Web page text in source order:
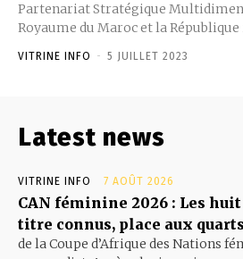
Partenariat Stratégique
Royaume du Maroc et la République
VITRINE INFO - 5 JUILLET 2023
Latest news
VITRINE INFO 7 AOÛT 2026
CAN féminine 2026 : Les
titre connus, place aux quarts
de la Coupe d’Afrique des Nations